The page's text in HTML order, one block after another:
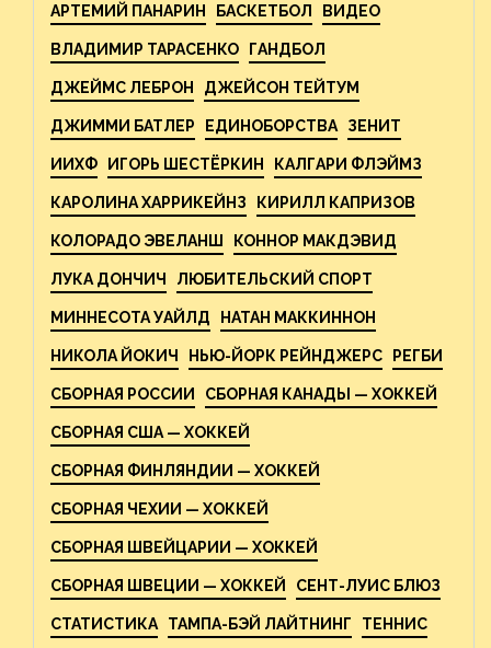
АРТЕМИЙ ПАНАРИН БАСКЕТБОЛ ВИДЕО
ВЛАДИМИР ТАРАСЕНКО ГАНДБОЛ
ДЖЕЙМС ЛЕБРОН ДЖЕЙСОН ТЕЙТУМ
ДЖИММИ БАТЛЕР ЕДИНОБОРСТВА ЗЕНИТ
ИИХФ ИГОРЬ ШЕСТЁРКИН КАЛГАРИ ФЛЭЙМЗ
КАРОЛИНА ХАРРИКЕЙНЗ КИРИЛЛ КАПРИЗОВ
КОЛОРАДО ЭВЕЛАНШ КОННОР МАКДЭВИД
ЛУКА ДОНЧИЧ ЛЮБИТЕЛЬСКИЙ СПОРТ
МИННЕСОТА УАЙЛД НАТАН МАККИННОН
НИКОЛА ЙОКИЧ НЬЮ-ЙОРК РЕЙНДЖЕРС РЕГБИ
СБОРНАЯ РОССИИ СБОРНАЯ КАНАДЫ — ХОККЕЙ
СБОРНАЯ США — ХОККЕЙ
СБОРНАЯ ФИНЛЯНДИИ — ХОККЕЙ
СБОРНАЯ ЧЕХИИ — ХОККЕЙ
СБОРНАЯ ШВЕЙЦАРИИ — ХОККЕЙ
СБОРНАЯ ШВЕЦИИ — ХОККЕЙ СЕНТ-ЛУИС БЛЮЗ
СТАТИСТИКА ТАМПА-БЭЙ ЛАЙТНИНГ ТЕННИС